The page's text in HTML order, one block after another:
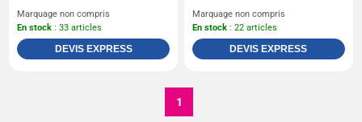
Marquage non compris
En stock : 33 articles
DEVIS EXPRESS
Marquage non compris
En stock : 22 articles
DEVIS EXPRESS
1